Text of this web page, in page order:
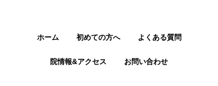
ホーム 初めての方へ よくある質問
院情報&アクセス お問い合わせ